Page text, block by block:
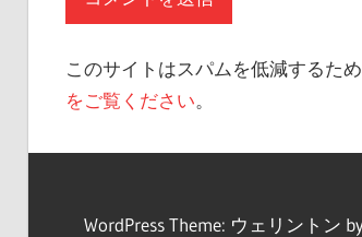
このサイトはスパムを低減するた
をご覧ください。
WordPress Theme: ウェリントン